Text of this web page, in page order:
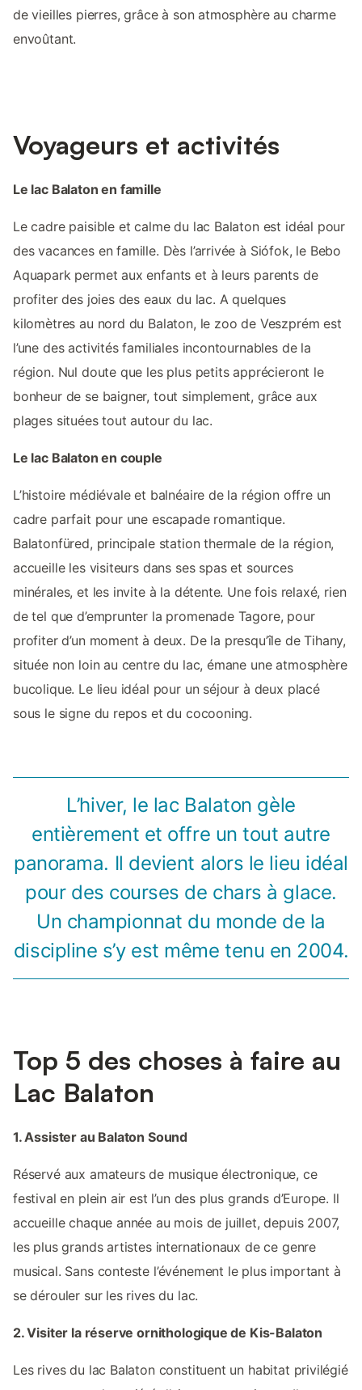
de vieilles pierres, grâce à son atmosphère au charme
envoûtant.
Voyageurs et activités
Le lac Balaton en famille
Le cadre paisible et calme du lac Balaton est idéal pour
des vacances en famille. Dès l’arrivée à Siófok, le Bebo
Aquapark permet aux enfants et à leurs parents de
profiter des joies des eaux du lac. A quelques
kilomètres au nord du Balaton, le zoo de Veszprém est
l’une des activités familiales incontournables de la
région. Nul doute que les plus petits apprécieront le
bonheur de se baigner, tout simplement, grâce aux
plages situées tout autour du lac.
Le lac Balaton en couple
L’histoire médiévale et balnéaire de la région offre un
cadre parfait pour une escapade romantique.
Balatonfüred, principale station thermale de la région,
accueille les visiteurs dans ses spas et sources
minérales, et les invite à la détente. Une fois relaxé, rien
de tel que d’emprunter la promenade Tagore, pour
profiter d’un moment à deux. De la presqu’île de Tihany,
située non loin au centre du lac, émane une atmosphère
bucolique. Le lieu idéal pour un séjour à deux placé
sous le signe du repos et du cocooning.
L’hiver, le lac Balaton gèle
entièrement et offre un tout autre
panorama. Il devient alors le lieu idéal
pour des courses de chars à glace.
Un championnat du monde de la
discipline s’y est même tenu en 2004.
Top 5 des choses à faire au
Lac Balaton
1. Assister au Balaton Sound
Réservé aux amateurs de musique électronique, ce
festival en plein air est l’un des plus grands d’Europe. Il
accueille chaque année au mois de juillet, depuis 2007,
les plus grands artistes internationaux de ce genre
musical. Sans conteste l’événement le plus important à
se dérouler sur les rives du lac.
2. Visiter la réserve ornithologique de Kis-Balaton
Les rives du lac Balaton constituent un habitat privilégié